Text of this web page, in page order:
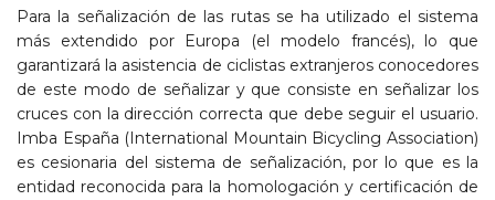
Para la señalización de las rutas se ha utilizado el sistema
más extendido por Europa (el modelo francés), lo que
garantizará la asistencia de ciclistas extranjeros conocedores
de este modo de señalizar y que consiste en señalizar los
cruces con la dirección correcta que debe seguir el usuario.
Imba España (International Mountain Bicycling Association)
es cesionaria del sistema de señalización, por lo que es la
entidad reconocida para la homologación y certificación de